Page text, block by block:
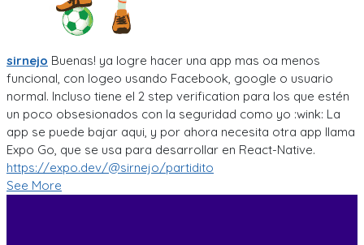
sirnejo Buenas! ya logre hacer una app mas oa menos
funcional, con logeo usando Facebook, google o usuario
normal. Incluso tiene el 2 step verification para los que estén
un poco obsesionados con la seguridad como yo :wink: La
app se puede bajar aqui, y por ahora necesita otra app llama
Expo Go, que se usa para desarrollar en React-Native.
https://expo.dev/@sirnejo/partidito
See More